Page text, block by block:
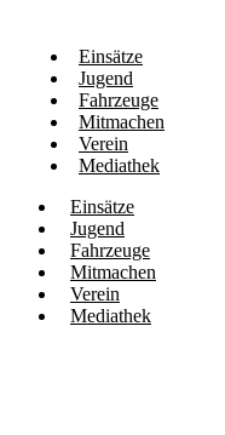
Einsätze
Jugend
Fahrzeuge
Mitmachen
Verein
Mediathek
Einsätze
Jugend
Fahrzeuge
Mitmachen
Verein
Mediathek